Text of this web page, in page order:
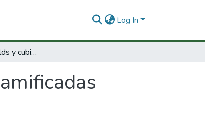
Log In
Mariposas, orbifolds y cubiertas ramificadas